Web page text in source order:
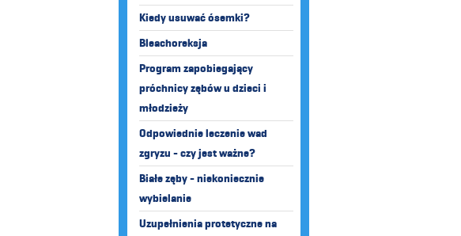
Kiedy usuwać ósemki?
Bleachoreksja
Program zapobiegający
próchnicy zębów u dzieci i
młodzieży
Odpowiednie leczenie wad
zgryzu - czy jest ważne?
Białe zęby - niekoniecznie
wybielanie
Uzupełnienia protetyczne na